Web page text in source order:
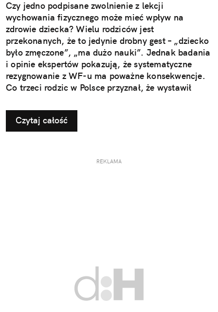
Czy jedno podpisane zwolnienie z lekcji
wychowania fizycznego może mieć wpływ na
zdrowie dziecka? Wielu rodziców jest
przekonanych, że to jedynie drobny gest – „dziecko
było zmęczone”, „ma dużo nauki”. Jednak badania
i opinie ekspertów pokazują, że systematyczne
rezygnowanie z WF-u ma poważne konsekwencje.
Co trzeci rodzic w Polsce przyznał, że wystawił
ruchowych. Ta pozornie niewinna decyzja w
dłuższej perspektywie odbiera najmłodszym szansę
na prawidłowy rozwój i budowanie odporności, a
ujawniają się dopiero w dorosłym życiu.
Czytaj całość
REKLAMA